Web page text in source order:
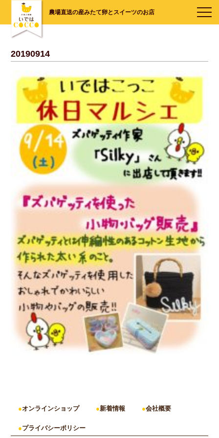
農場直送の産みたて卵とスイーツのお店
20190914
オンラインショップ 新着情報 会社概要
プライバシーポリシー